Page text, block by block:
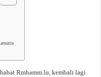
Rmhamm.lu, kembali lagi